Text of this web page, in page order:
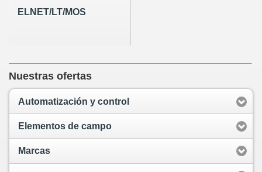
ELNET/LT/MOS
Nuestras ofertas
Automatización y control
Elementos de campo
Marcas